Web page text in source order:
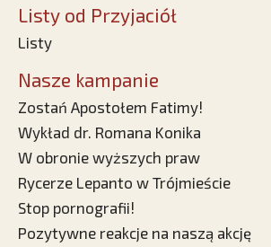
Listy od Przyjaciół
Listy
Nasze kampanie
Zostań Apostołem Fatimy!
Wykład dr. Romana Konika
W obronie wyższych praw
Rycerze Lepanto w Trójmieście
Stop pornografii!
Pozytywne reakcje na naszą akcję